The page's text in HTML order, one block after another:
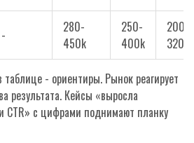
-
280-
450k
250-
400k
200-
320k
- ориентиры. Рынок реагирует
результата. Кейсы «выросла
CTR» с цифрами поднимают планку